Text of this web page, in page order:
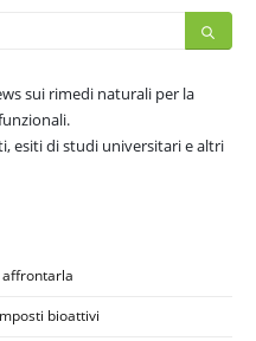
sui rimedi naturali per la
esiti di studi universitari e altri
affrontarla
bioattivi